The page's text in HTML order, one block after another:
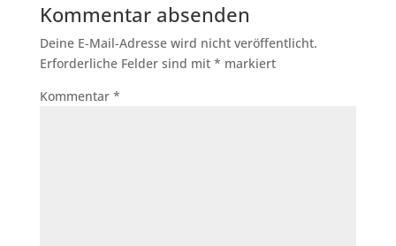
Kommentar absenden
Deine E-Mail-Adresse wird nicht veröffentlicht.
Erforderliche Felder sind mit * markiert
Kommentar *